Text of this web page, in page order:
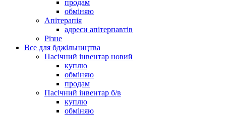
продам
обміняю
Апітерапія
адреси апітерпавтів
Різне
Все для бджільництва
Пасічний інвентар новий
куплю
обміняю
продам
Пасічний інвентар б/в
куплю
обміняю